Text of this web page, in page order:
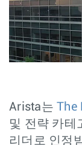
Arista는 The
및 전략 카테
리더로 인정